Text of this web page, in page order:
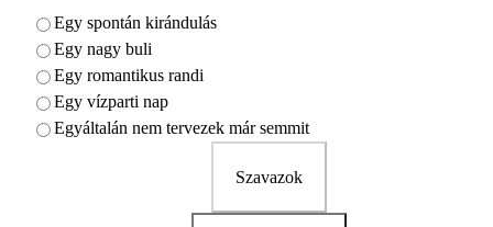
Egy spontán kirándulás
Egy nagy buli
Egy romantikus randi
Egy vízparti nap
Egyáltalán nem tervezek már semmit
Szavazok